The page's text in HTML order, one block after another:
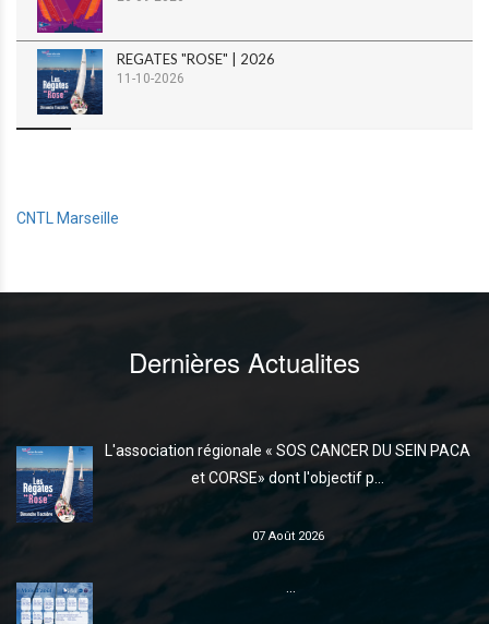
REGATES "ROSE" | 2026
11-10-2026
CNTL Marseille
Dernières Actualites
L'association régionale « SOS CANCER DU SEIN PACA
et CORSE» dont l'objectif p...
07 Août 2026